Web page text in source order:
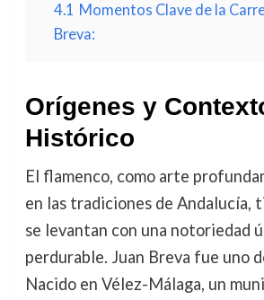
4.1 Momentos Clave de la
Breva:
Orígenes y
Histórico
El flamenco, como arte
en las tradiciones de Andalucía,
se levantan con una notoriedad
perdurable. Juan Breva fue uno
Nacido en Vélez-Málaga, un